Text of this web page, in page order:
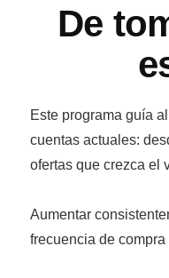
De
Este programa guía
cuentas actuales:
ofertas que crezca el
Aumentar
frecuencia de